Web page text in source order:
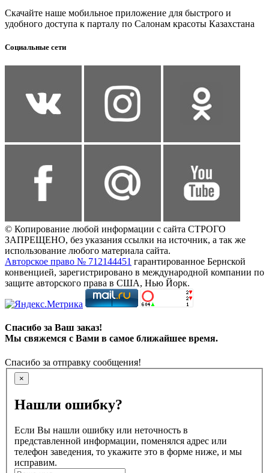
Скачайте наше мобильное приложение для быстрого и
удобного доступа к парталу по Салонам красоты Казахстана
Социальные сети
© Копирование любой информации с сайта СТРОГО
ЗАПРЕЩЕНО, без указания ссылки на источник, а так же
использование любого материала сайта.
Авторское право № 712144451 гарантированное Бернской
конвенцией, зарегистрировано в международной компании по
защите авторского права в США, Нью Йорк.
Спасибо за Ваш заказ!
Мы свяжемся с Вами в самое ближайшее время.
Спасибо за отправку сообщения!
×
Нашли ошибку?
Если Вы нашли ошибку или неточность в
представленной информации, поменялся адрес или
телефон заведения, то укажите это в форме ниже, и мы
исправим.